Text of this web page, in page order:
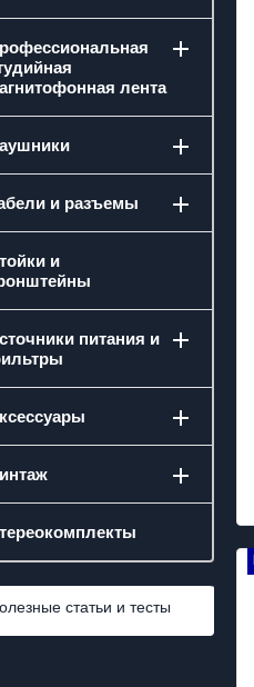
лента
и разъемы
и
питания и
статьи и тесты